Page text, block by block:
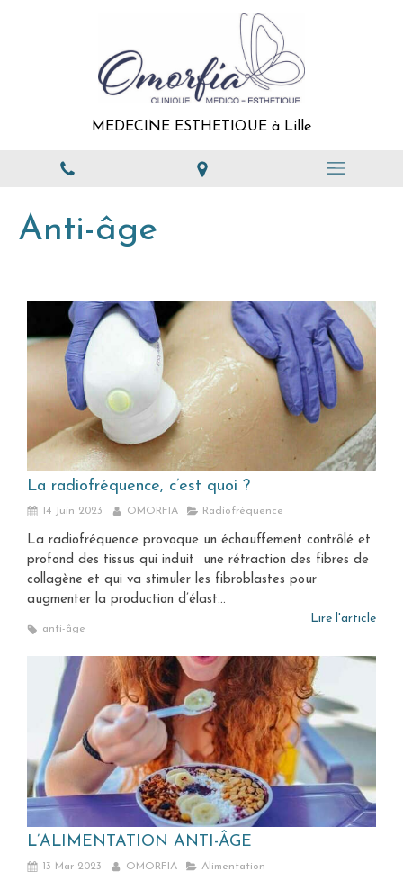
MEDECINE ESTHETIQUE à Lille
Anti-âge
La radiofréquence, c’est quoi ?
14 Juin 2023 OMORFIA Radiofréquence
La radiofréquence provoque un échauffement contrôlé et
profond des tissus qui induit une rétraction des fibres de
collagène et qui va stimuler les fibroblastes pour
augmenter la production d’élast...
Lire l'article
anti-âge
L’ALIMENTATION ANTI-ÂGE
13 Mar 2023 OMORFIA Alimentation